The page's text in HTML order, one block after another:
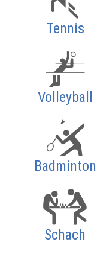
Tennis
Volleyball
Badminton
Schach